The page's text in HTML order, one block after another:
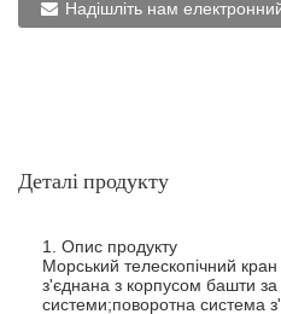
Надішліть нам
Деталі продукту
1. Опис продукту
Морський телескопічний кран
з'єднана з корпусом башти
системи;поворотна система